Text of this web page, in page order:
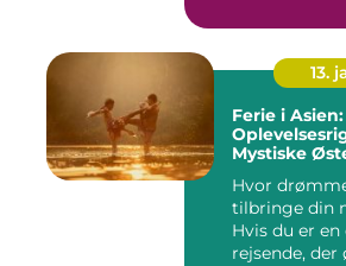
13.
Ferie i Asien:
Mystiske
Hvor
tilbringe din
Hvis du er
rejsende, der